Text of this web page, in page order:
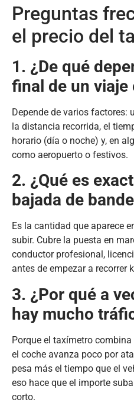
Preguntas
el precio del
1. ¿De qué
final de un viaje
Depende de varios factores:
la distancia recorrida, el
horario (día o noche) y, en
como aeropuerto o festivos.
2. ¿Qué es
bajada de
Es la cantidad que aparece
subir. Cubre la puesta en
conductor profesional,
antes de empezar a recorrer
3. ¿Por qué a
hay mucho
Porque el taxímetro
el coche avanza poco por
pesa más el tiempo que el
eso hace que el importe
corto.